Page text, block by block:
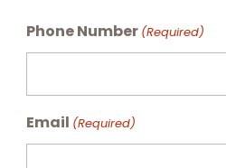
Phone Number (Required)
Email (Required)